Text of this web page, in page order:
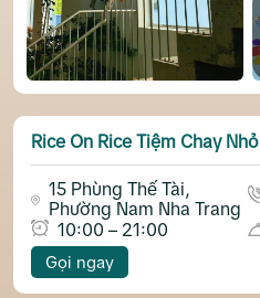
Rice On Rice Tiệm Chay
15 Phùng Thế Tài,
Phường Nam Nha Trang
10:00 – 21:00
Gọi ngay